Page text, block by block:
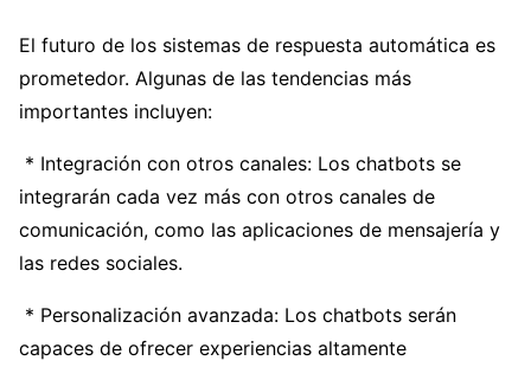
El futuro de los sistemas de respuesta automática es
prometedor. Algunas de las tendencias más
importantes incluyen:
* Integración con otros canales: Los chatbots se
integrarán cada vez más con otros canales de
comunicación, como las aplicaciones de mensajería y
las redes sociales.
* Personalización avanzada: Los chatbots serán
capaces de ofrecer experiencias altamente